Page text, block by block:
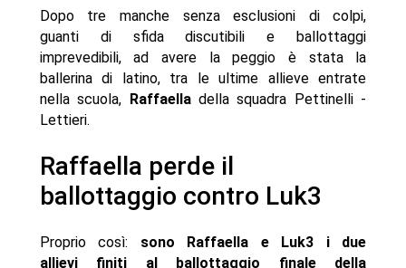
Dopo tre manche senza esclusioni di colpi,
guanti di sfida discutibili e ballottaggi
imprevedibili, ad avere la peggio è stata la
ballerina di latino, tra le ultime allieve entrate
nella scuola, Raffaelladella squadra Pettinelli -
Lettieri.
Raffaella perde il
ballottaggio contro Luk3
Proprio così: sono Raffaella e Luk3 i due
allievi finiti al ballottaggio finale della